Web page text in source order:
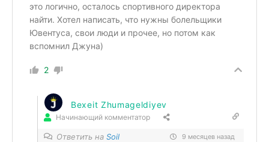
это логично, осталось спортивного директора
найти. Хотел написать, что нужны болельщики
Ювентуса, свои люди и прочее, но потом как
вспомнил Джуна)
2
Bexeit Zhumageldiyev
Начинающий комментатор
Ответить на Soil 9 месяцев назад